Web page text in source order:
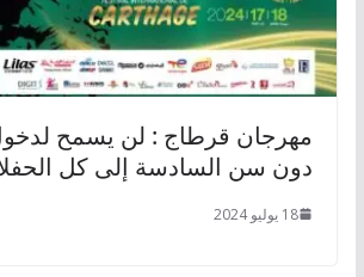
مهرجان قرطاج : لن يسمح
دون سن السادسة إلى كل
18 يوليو 2024